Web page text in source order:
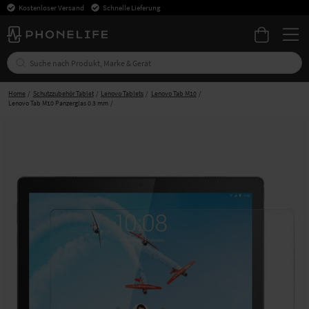
Kostenloser Versand Schnelle Lieferung
Home Schutzzubehör Tablet Lenovo Tablets
Lenovo Tab M10
Lenovo Tab M10 Panzerglas 0.3 mm